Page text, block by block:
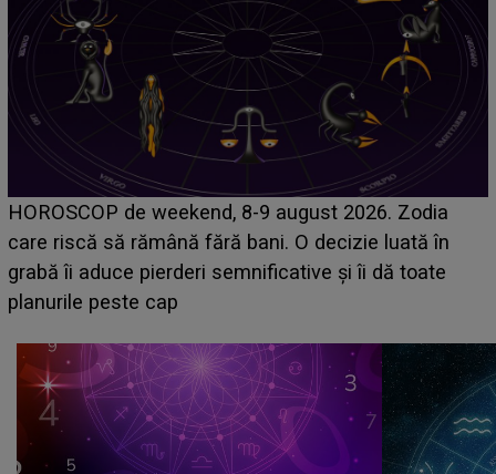
Emanuel a ținut ACEST DETALIU ASCUNS până
acum! În fața Alexandrei, concurentul din Casa Iubirii
face o MĂRTURISIRE NEAȘTEPTATĂ despre mama
sa: "I-am spus și ei în față, eu nu te iubesc pentru